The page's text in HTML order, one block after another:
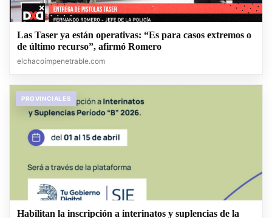
Las Taser ya están operativas: “Es para casos extremos o
de último recurso”, afirmó Romero
elchacoimpenetrable.com
PROVINCIALES
Habilitan la inscripción a interinatos y suplencias de la